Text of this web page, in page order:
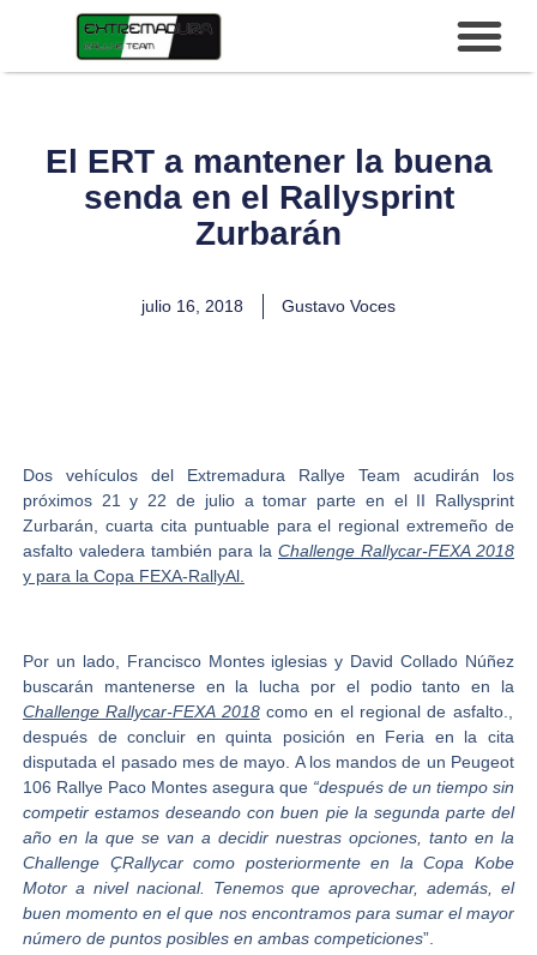
El ERT a mantener la buena
senda en el Rallysprint
Zurbarán
julio 16, 2018 Gustavo Voces
Dos vehículos del Extremadura Rallye Team acudirán los
próximos 21 y 22 de julio a tomar parte en el II Rallysprint
Zurbarán , cuarta cita puntuable para el regional extremeño de
asfalto valedera también para laChallenge Rallycar-FEXA 2018
y para la Copa FEXA-RallyAl.
Por un lado, Francisco Montes iglesiasy David Collado Núñez
buscarán mantenerse en la lucha por el podio tanto en la
Challenge Rallycar-FEXA 2018 como en el regional de asfalto.,
después de concluir en quinta posición en Feria en la cita
disputada el pasado mes de mayo. A los mandos de un Peugeot
106 Rallye Paco Montes asegura que “después de un tiempo sin
competir estamos deseando con buen pie la segunda parte del
año en la que se van a decidir nuestras opciones, tanto en la
Challenge ÇRallycar como posteriormente en la Copa Kobe
Motor a nivel nacional. Tenemos que aprovechar, además, el
buen momento en el que nos encontramos para sumar el mayor
número de puntos posibles en ambas competiciones”.